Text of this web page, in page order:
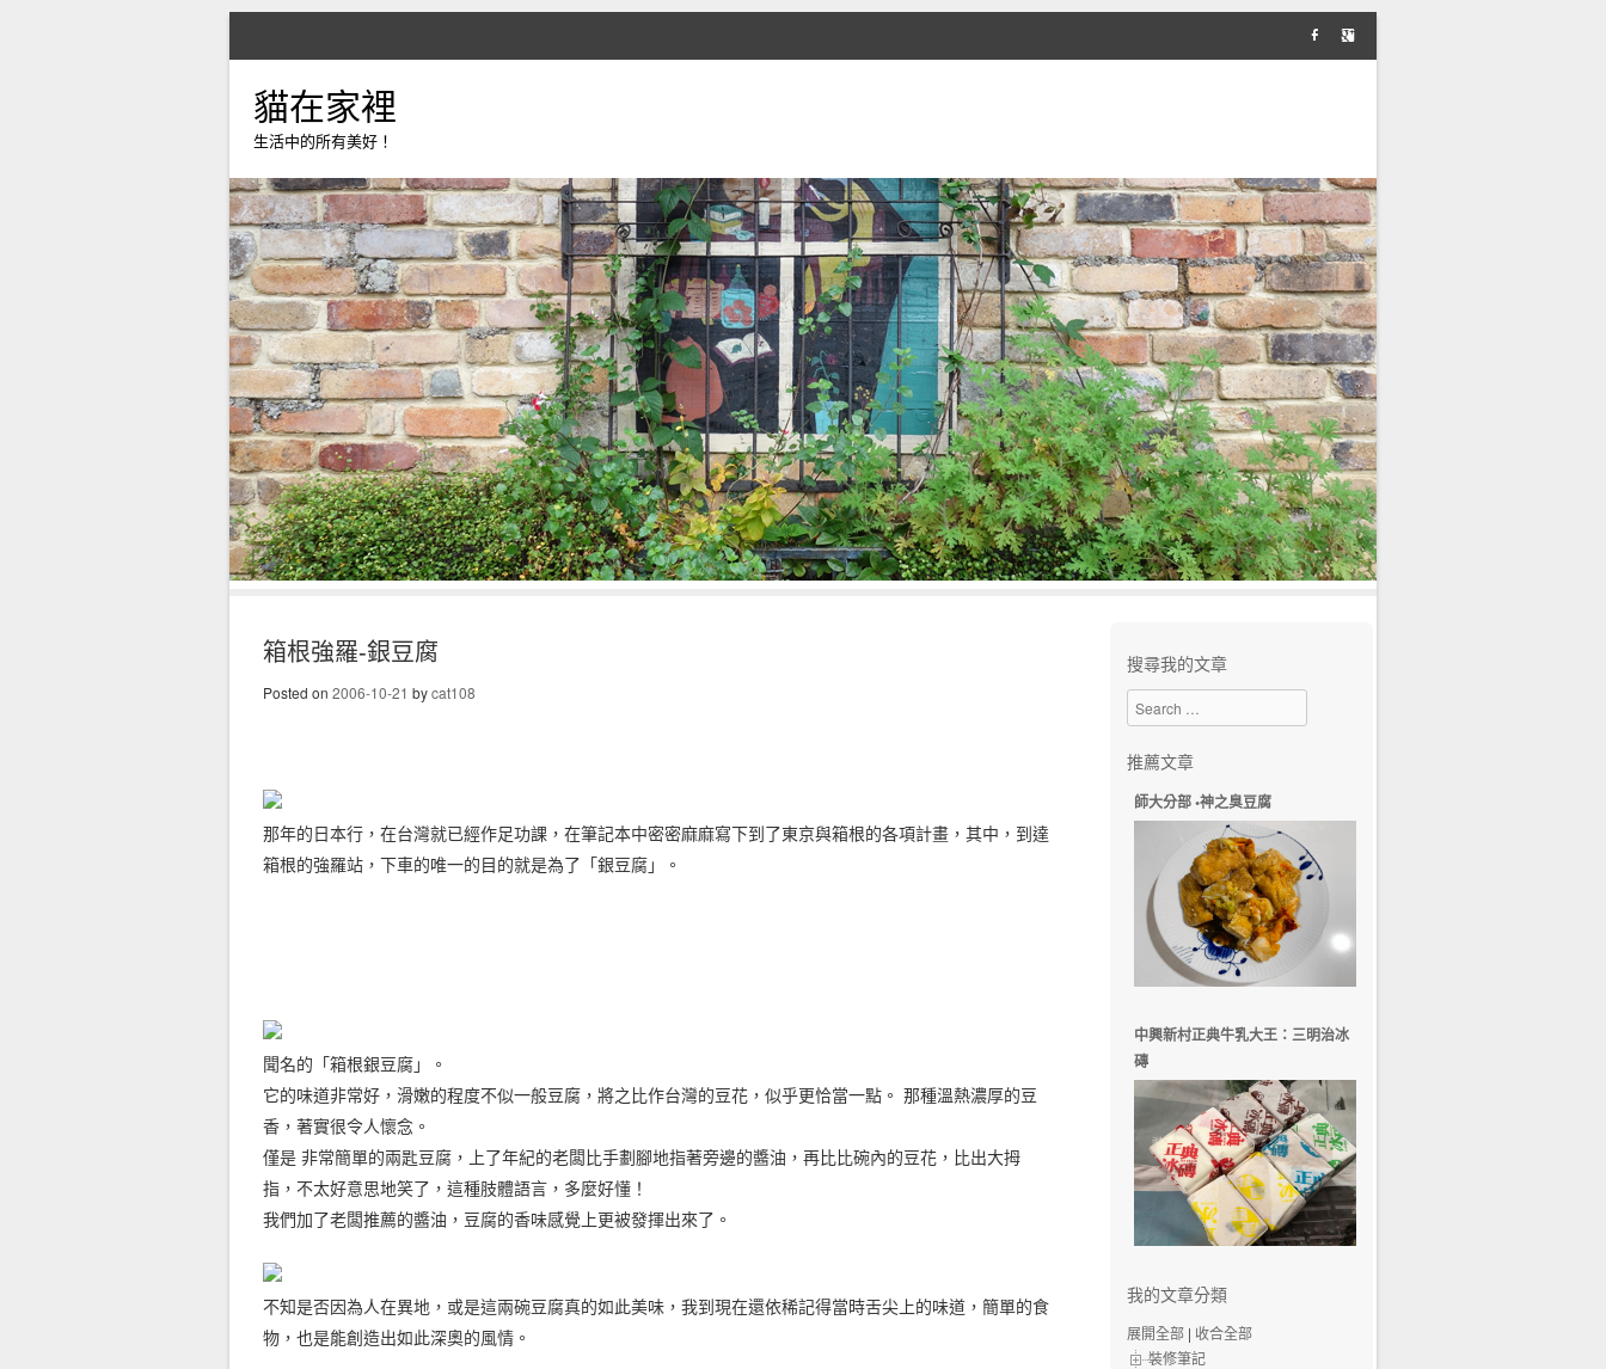
貓在家裡
生活中的所有美好！
箱根強羅-銀豆腐
Posted on 2006-10-21 bycat108
那年的日本行，在台灣就已經作足功課，在筆記本中密密麻麻寫下到了東京與箱根的各項計畫，其中，到達
箱根的強羅站，下車的唯一的目的就是為了「銀豆腐」。
聞名的「箱根銀豆腐」。
它的味道非常好，滑嫩的程度不似一般豆腐，將之比作台灣的豆花，似乎更恰當一點。 那種溫熱濃厚的豆
香，著實很令人懷念。
僅是 非常簡單的兩匙豆腐，上了年紀的老闆比手劃腳地指著旁邊的醬油，再比比碗內的豆花，比出大拇
指，不太好意思地笑了，這種肢體語言，多麼好懂！
我們加了老闆推薦的醬油，豆腐的香味感覺上更被發揮出來了。
不知是否因為人在異地，或是這兩碗豆腐真的如此美味，我到現在還依稀記得當時舌尖上的味道，簡單的食
物，也是能創造出如此深奧的風情。
搜尋我的文章
Search
推薦文章
師大分部 •神之臭豆腐
中興新村正典牛乳大王：三明治冰
磚
我的文章分類
展開全部 | 收合全部
裝修筆記